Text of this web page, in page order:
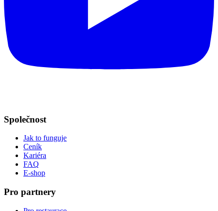
Společnost
Jak to funguje
Ceník
Kariéra
FAQ
E-shop
Pro partnery